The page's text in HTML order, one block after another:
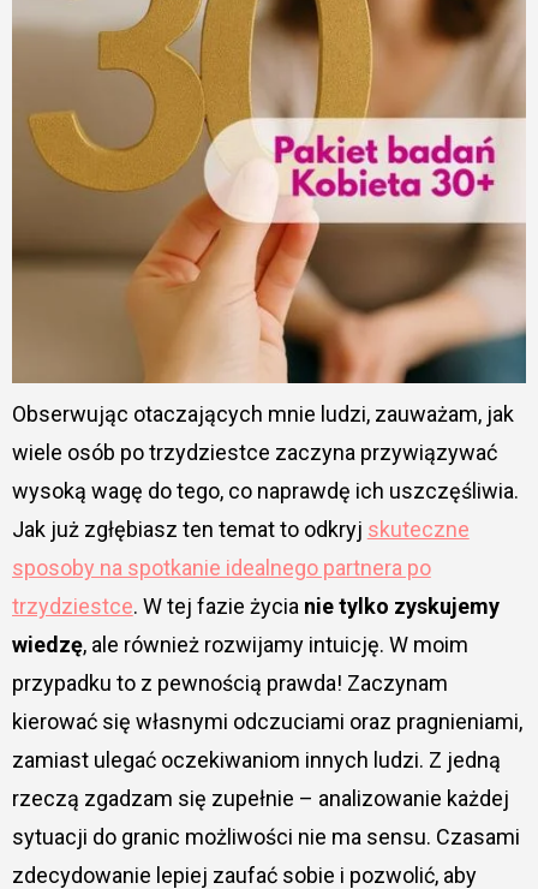
Obserwując otaczających mnie ludzi, zauważam, jak
wiele osób po trzydziestce zaczyna przywiązywać
wysoką wagę do tego, co naprawdę ich uszczęśliwia.
Jak już zgłębiasz ten temat to odkryj skuteczne
sposoby na spotkanie idealnego partnera po
trzydziestce. W tej fazie życia nie tylko zyskujemy
wiedzę, ale również rozwijamy intuicję. W moim
przypadku to z pewnością prawda! Zaczynam
kierować się własnymi odczuciami oraz pragnieniami,
zamiast ulegać oczekiwaniom innych ludzi. Z jedną
rzeczą zgadzam się zupełnie – analizowanie każdej
sytuacji do granic możliwości nie ma sensu. Czasami
zdecydowanie lepiej zaufać sobie i pozwolić, aby